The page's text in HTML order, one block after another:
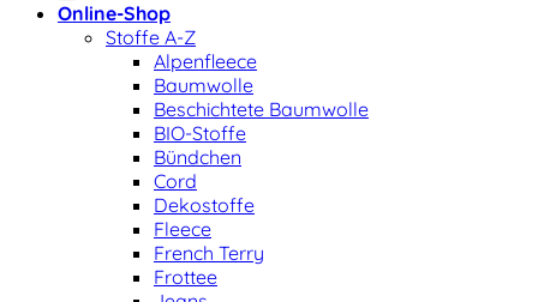
Online-Shop
Stoffe A-Z
Alpenfleece
Baumwolle
Beschichtete Baumwolle
BIO-Stoffe
Bündchen
Cord
Dekostoffe
Fleece
French Terry
Frottee